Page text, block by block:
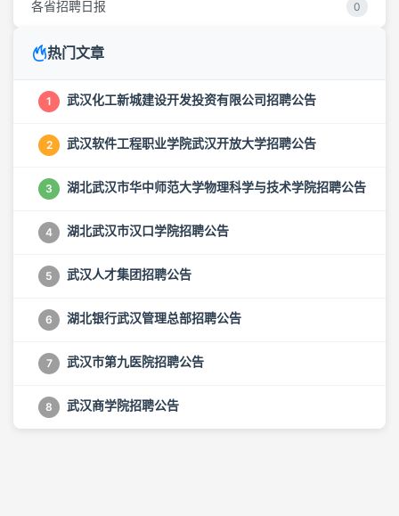
各省招聘日报 0
热门文章
1 武汉化工新城建设开发投资有限公司招聘公告
2 武汉软件工程职业学院武汉开放大学招聘公告
3 湖北武汉市华中师范大学物理科学与技术学院招聘公告
4 湖北武汉市汉口学院招聘公告
5 武汉人才集团招聘公告
6 湖北银行武汉管理总部招聘公告
7 武汉市第九医院招聘公告
8 武汉商学院招聘公告